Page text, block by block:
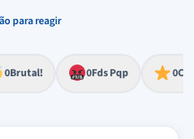
para reagir
forteprofundo
0Brutal!impacto 0Fds Pqp
ou espanto extremo 0